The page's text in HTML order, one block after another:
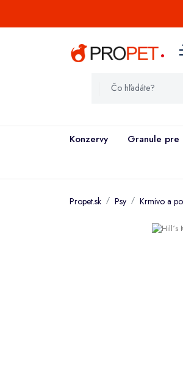
.
Konzervy Granule pre
Propet.sk Psy Krmivo a